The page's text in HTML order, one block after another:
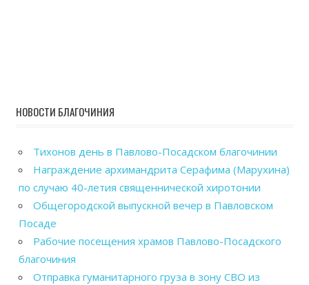
НОВОСТИ БЛАГОЧИНИЯ
Тихонов день в Павлово-Посадском благочинии
Награждение архимандрита Серафима (Марухина)
по случаю 40-летия священнической хиротонии
Общегородской выпускной вечер в Павловском
Посаде
Рабочие посещения храмов Павлово-Посадского
благочиния
Отправка гуманитарного груза в зону СВО из